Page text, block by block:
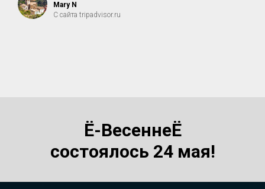
Mary N
С сайта tripadvisor.ru
Ё-ВесеннеЁ
состоялось 24 мая!